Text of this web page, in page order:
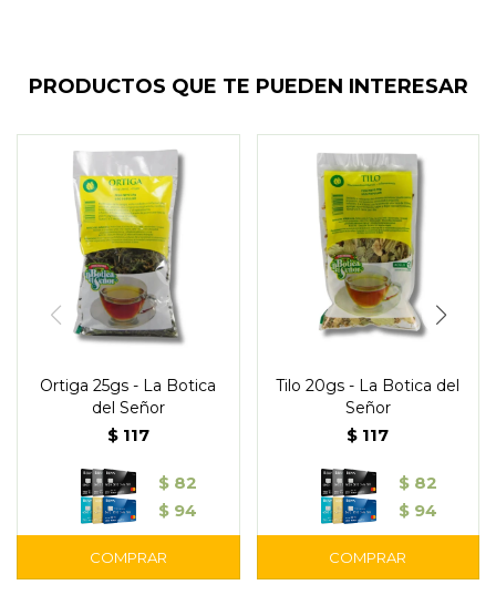
PRODUCTOS QUE TE PUEDEN INTERESAR
Ortiga 25gs - La Botica
del Señor
$ 117
$ 82
$ 94
Tilo 20gs - La Botica del
Señor
$ 117
$ 82
$ 94